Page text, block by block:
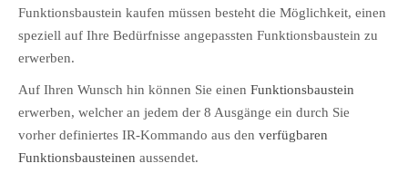
Datenschutzerklärung
Funktionsbaustein kaufen müssen besteht die Möglichkeit, einen
speziell auf Ihre Bedürfnisse angepassten Funktionsbaustein zu
erwerben.
Auf Ihren Wunsch hin können Sie einen Funktionsbaustein
erwerben, welcher an jedem der 8 Ausgänge ein durch Sie
vorher definiertes IR-Kommando aus den verfügbaren
Funktionsbausteinen aussendet.